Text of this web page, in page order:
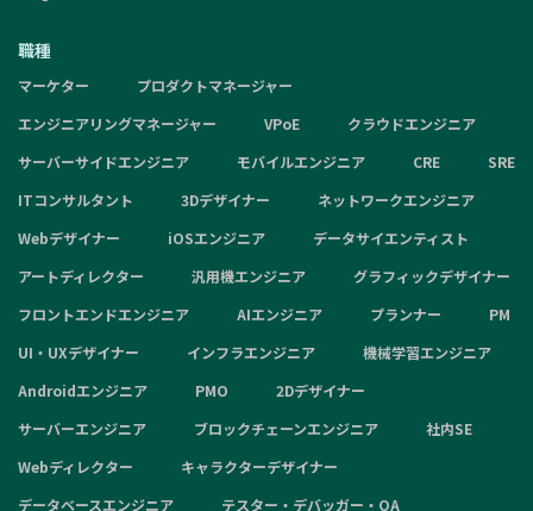
職種
マーケター
プロダクトマネージャー
エンジニアリングマネージャー
VPoE
クラウドエンジニア
サーバーサイドエンジニア
モバイルエンジニア CRE
SRE
ITコンサルタント
3Dデザイナー
ネットワークエンジニア
Webデザイナー
iOSエンジニア
データサイエンティスト
アートディレクター
汎用機エンジニア
グラフィックデザイナー
フロントエンドエンジニア
AIエンジニア プランナー
PM
UI・UXデザイナー
インフラエンジニア
機械学習エンジニア
Androidエンジニア
PMO
2Dデザイナー
サーバーエンジニア
ブロックチェーンエンジニア
社内SE
Webディレクター
キャラクターデザイナー
データベースエンジニア
テスター・デバッガー・QA